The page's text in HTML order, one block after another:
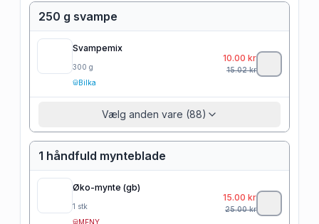
250 g svampe
Svampemix
300 g
Bilka
10.00 kr
15.02kr
Vælg anden vare (88)
1 håndfuld mynteblade
Øko-mynte (gb)
1 stk
MENY
15.00 kr
25.00kr